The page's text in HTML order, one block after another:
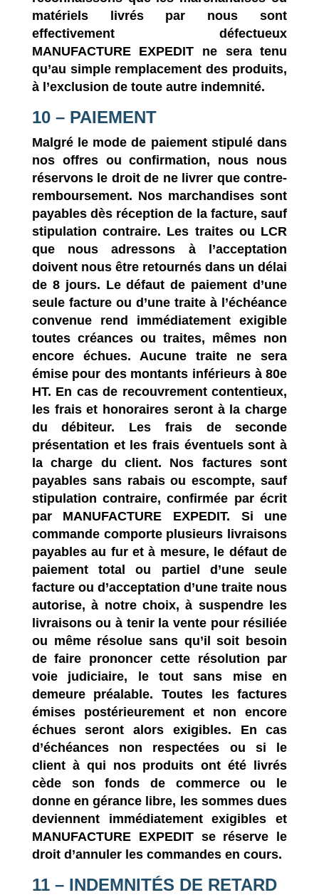
matériels livrés par nous sont
effectivement défectueux
MANUFACTURE EXPEDIT ne sera tenu
qu’au simple remplacement des produits,
à l’exclusion de toute autre indemnité.
10 – PAIEMENT
Malgré le mode de paiement stipulé dans
nos offres ou confirmation, nous nous
réservons le droit de ne livrer que contre-
remboursement. Nos marchandises sont
payables dès réception de la facture, sauf
stipulation contraire. Les traites ou LCR
que nous adressons à l’acceptation
doivent nous être retournés dans un délai
de 8 jours. Le défaut de paiement d’une
seule facture ou d’une traite à l’échéance
convenue rend immédiatement exigible
toutes créances ou traites, mêmes non
encore échues. Aucune traite ne sera
émise pour des montants inférieurs à 80e
HT. En cas de recouvrement contentieux,
les frais et honoraires seront à la charge
du débiteur. Les frais de seconde
présentation et les frais éventuels sont à
la charge du client. Nos factures sont
payables sans rabais ou escompte, sauf
stipulation contraire, confirmée par écrit
par MANUFACTURE EXPEDIT. Si une
commande comporte plusieurs livraisons
payables au fur et à mesure, le défaut de
paiement total ou partiel d’une seule
facture ou d’acceptation d’une traite nous
autorise, à notre choix, à suspendre les
livraisons ou à tenir la vente pour résiliée
ou même résolue sans qu’il soit besoin
de faire prononcer cette résolution par
voie judiciaire, le tout sans mise en
demeure préalable. Toutes les factures
émises postérieurement et non encore
échues seront alors exigibles. En cas
d’échéances non respectées ou si le
client à qui nos produits ont été livrés
cède son fonds de commerce ou le
donne en gérance libre, les sommes dues
deviennent immédiatement exigibles et
MANUFACTURE EXPEDITse réserve le
droit d’annuler les commandes en cours.
11 – INDEMNITÉS DE RETARD